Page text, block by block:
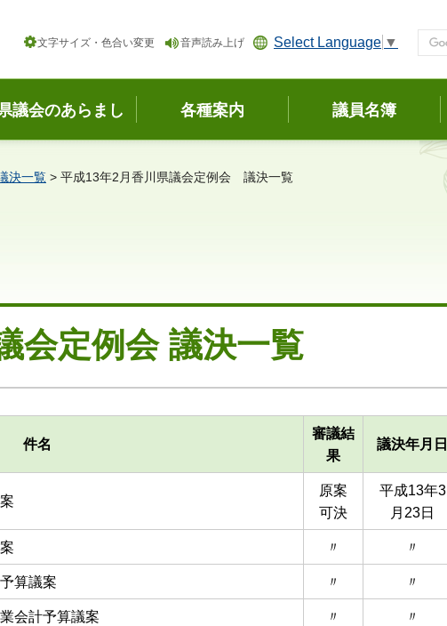
文字サイズ・色合い変更 音声読み上げ Select Language ▼
議会のあらまし 各種案内 議員名簿
決一覧 > 平成13年2月香川県議会定例会 議決一覧
会定例会 議決一覧
件名
審議結
果
議決年月日
原案
可決
平成13年3
月23日
〃 〃
算議案 〃 〃
会計予算議案 〃 〃